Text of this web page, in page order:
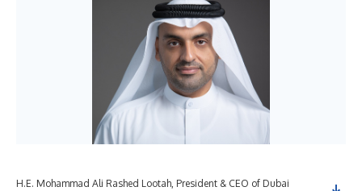
H.E. Mohammad Ali Rashed Lootah, President & CEO of Dubai